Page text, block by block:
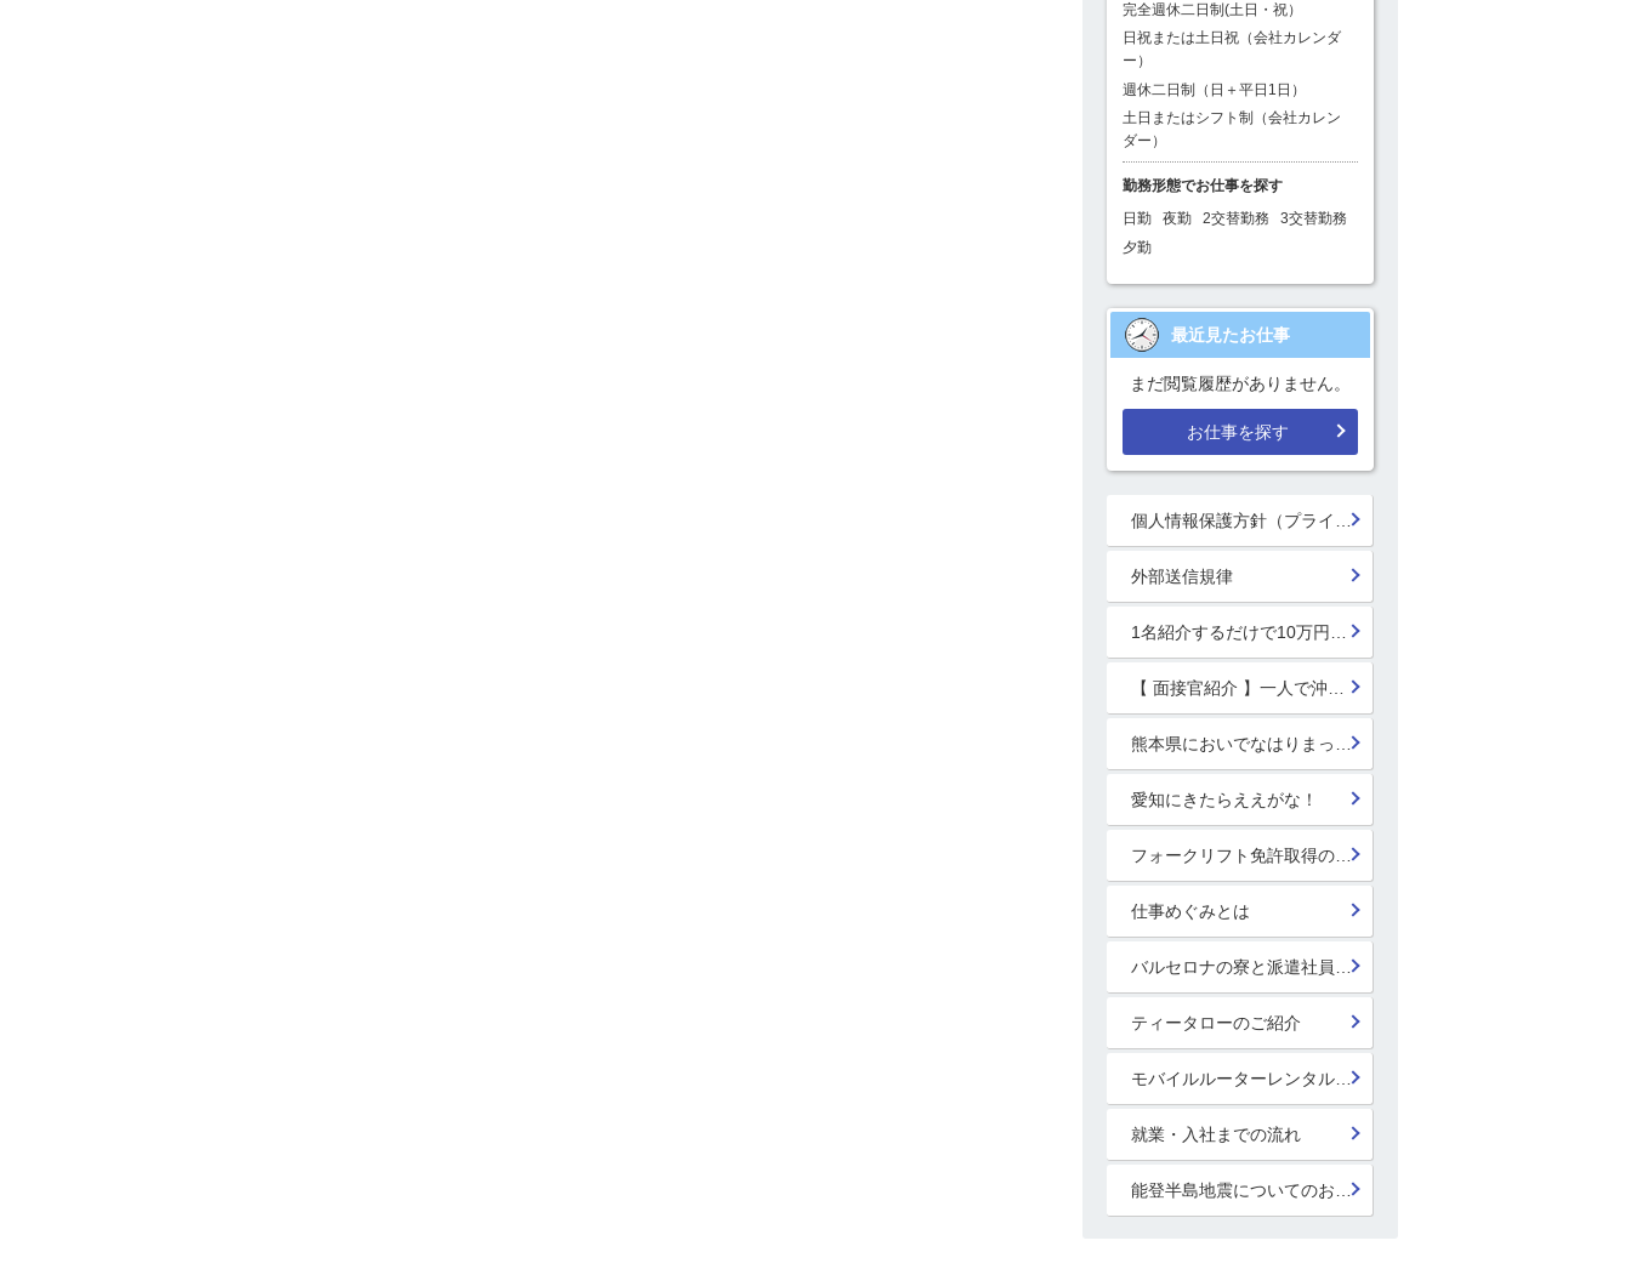
完全週休二日制(土日・祝）
日祝または土日祝（会社カレンダ
ー）
週休二日制（日＋平日1日）
土日またはシフト制（会社カレン
ダー）
勤務形態でお仕事を探す
日勤
夜勤 2交替勤務
3交替勤務
夕勤
最近見たお仕事
まだ閲覧履歴がありません。
お仕事を探す
個人情報保護方針（プライバシーポリシー）
外部送信規律
熊本県においでなはりまっせ!
愛知にきたらええがな！
フォークリフト免許取得のススメ！
仕事めぐみとは
バルセロナの寮と派遣社員の寮
ティータローのご紹介
モバイルルーターレンタル開始！
就業・入社までの流れ
能登半島地震についてのお見舞い